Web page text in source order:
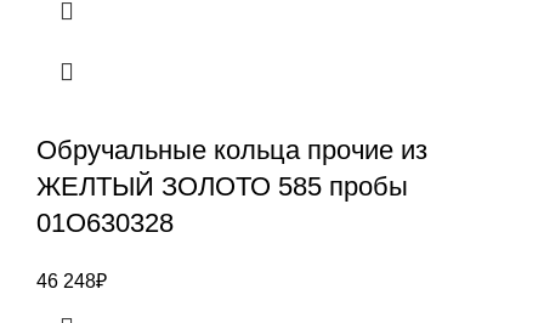
Обручальные кольца прочие из
ЖЕЛТЫЙ ЗОЛОТО 585 пробы
01О630328
46 248₽